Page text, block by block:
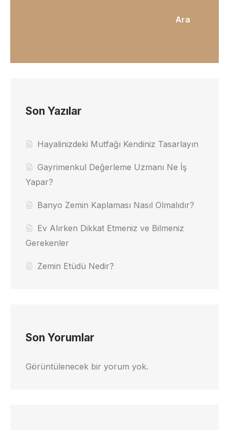
Ara
Son Yazılar
Hayalinizdeki Mutfağı Kendiniz Tasarlayın
Gayrimenkul Değerleme Uzmanı Ne İş
Yapar?
Banyo Zemin Kaplaması Nasıl Olmalıdır?
Ev Alırken Dikkat Etmeniz ve Bilmeniz
Gerekenler
Zemin Etüdü Nedir?
Son Yorumlar
Görüntülenecek bir yorum yok.